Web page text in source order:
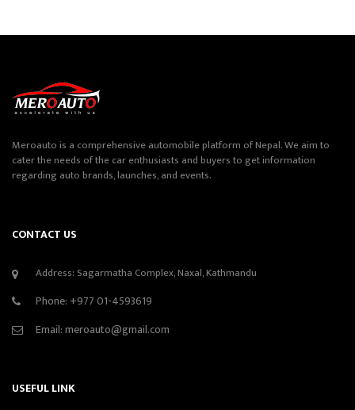
Meroauto is a comprehensive automobile platform of Nepal. We aim to
cater the needs of the car enthusiasts and buyers to get information
regarding auto brands, launches, and events.
CONTACT US
Address: Sagarmatha Complex, Naxal, Kathmandu
Phone: +977 01-4593619
Email:meroauto@gmail.com
USEFUL LINK